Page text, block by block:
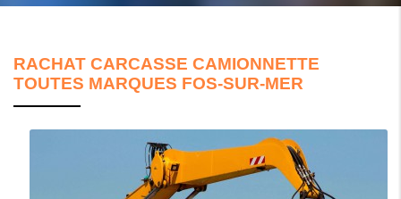
RACHAT CARCASSE CAMIONNETTE
TOUTES MARQUES FOS-SUR-MER